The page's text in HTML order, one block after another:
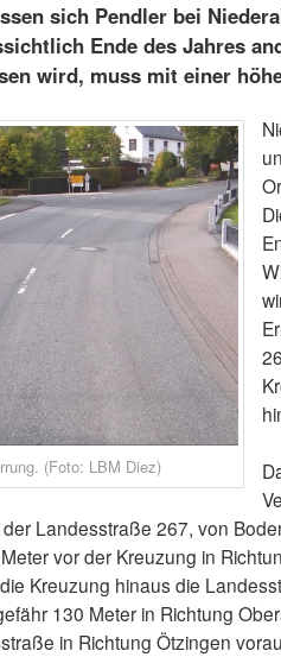
sich Pendler bei
Ende des Jahres
wird, muss mit einer
(Foto: LBM Diez)
Landesstraße 267, von
vor der Kreuzung in
Kreuzung hinaus die
130 Meter in Richtung
in Richtung Ötzingen